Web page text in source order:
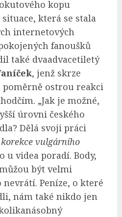
kopu
která se stala
internetových
fanoušků
také dvaadvacetiletý
, jenž skrze
ostrou reakci
„Jak je možné,
úrovni českého
Dělá svoji práci
vulgárního
u videa poradí. Body,
být velmi
Peníze, o které
nám také nikdo jen